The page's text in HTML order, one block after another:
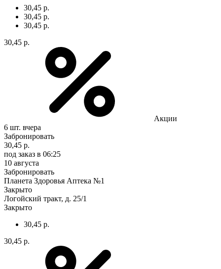
30,45 р.
30,45 р.
30,45 р.
30,45 р.
Акции
6 шт. вчера
Забронировать
30,45 р.
под заказ в 06:25
10 августа
Забронировать
Планета Здоровья Аптека №1
Закрыто
Логойский тракт, д. 25/1
Закрыто
30,45 р.
30,45 р.